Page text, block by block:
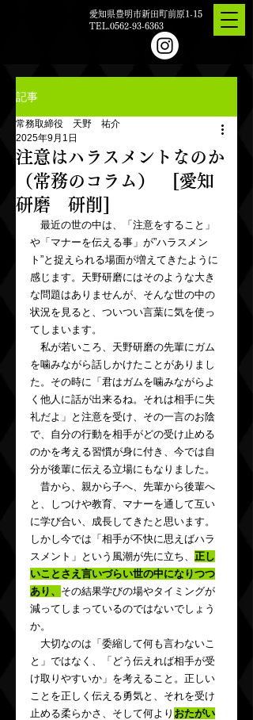
愛知県豊明市新田町前原1-15
TEL.0562-93-6363
記事
注意はハラスメントなのか
（常務のコラム） [愛知
研磨 研削]
常務取締役 天野 祐介
2025年9月1日
最近の世の中は、「注意をすること」
や「マナーを伝える事」が”ハラスメン
ト”と捉えられる場面が増えてきたように
感じます。天野研磨にはそのような大き
な問題はありませんが、そんな世の中の
状況を見ると、ついつい言葉に気を使っ
てしまいます。
私が若いころ、天野研磨の先輩にガム
を噛みながら話しかけたことがありまし
た。その時に「君はガムを噛みながらよ
く他人に話が出来るね。それは相手に失
礼だよ」と注意を受け、その一言のお陰
で、自分の行動を相手がどの受け止める
のかを考える習慣が身に付き、今では自
分が後輩に伝える立場にもなりました。
昔から、親から子へ、先輩から後輩へ
と、しつけや教育、マナーを通して互い
に学び合い、成長してきたと思います。
しかし今では「相手が不快に思えばハラ
スメント」という風潮が先に立ち、 正し
いことさえ言いづらい世の中になりつつ
あり、 その結果学びの場やタイミングが
減ってしまっているのではないでしょう
か。
大切なのは「委縮して何も言わないこ
と」ではなく、「どう伝えれば相手が受
け取りやすいか」を考えること。正しい
ことを正しく伝える勇気と、それを受け
止める柔らかさ、そして何より おたがい